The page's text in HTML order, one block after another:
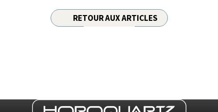
RETOUR AUX ARTICLES